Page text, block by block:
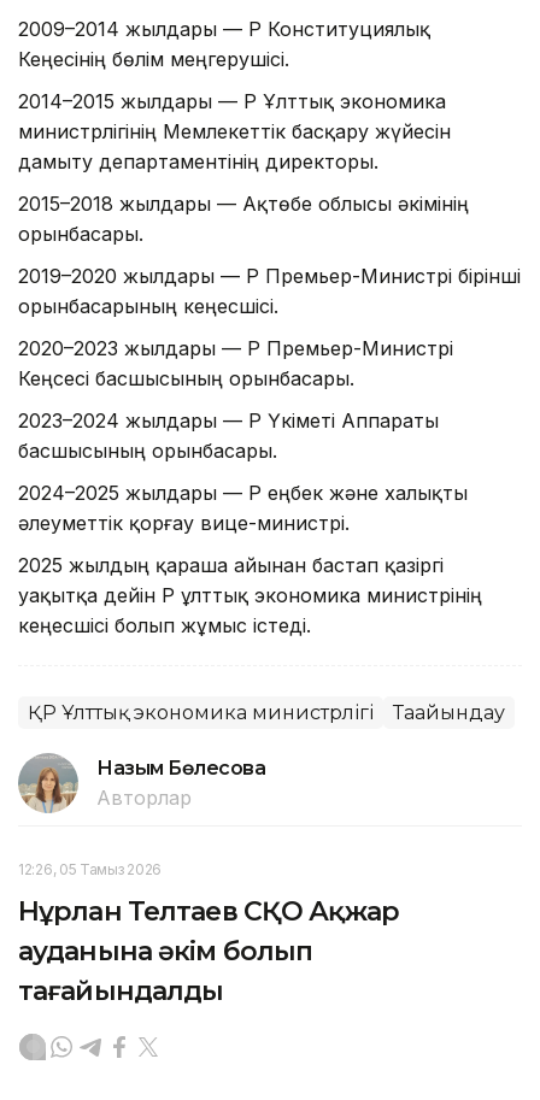
2009–2014 жылдары — ҚР Конституциялық
Кеңесінің бөлім меңгерушісі.
2014–2015 жылдары — ҚР Ұлттық экономика
министрлігінің Мемлекеттік басқару жүйесін
дамыту департаментінің директоры.
2015–2018 жылдары — Ақтөбе облысы әкімінің
орынбасары.
2019–2020 жылдары — ҚР Премьер-Министрі бірінші
орынбасарының кеңесшісі.
2020–2023 жылдары — ҚР Премьер-Министрі
Кеңсесі басшысының орынбасары.
2023–2024 жылдары — ҚР Үкіметі Аппараты
басшысының орынбасары.
2024–2025 жылдары — ҚР еңбек және халықты
әлеуметтік қорғау вице-министрі.
2025 жылдың қараша айынан бастап қазіргі
уақытқа дейін ҚР ұлттық экономика министрінің
кеңесшісі болып жұмыс істеді.
ҚР Ұлттық экономика министрлігі Тағайындау
Назым Бөлесова
Авторлар
12:26, 05 Тамыз 2026
Нұрлан Телтаев СҚО Ақжар
ауданына әкім болып
тағайындалды